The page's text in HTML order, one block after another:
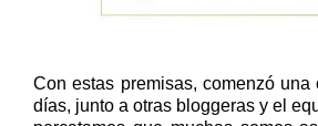
Con estas premisas, comenzó una
días, junto a otras bloggeras y el